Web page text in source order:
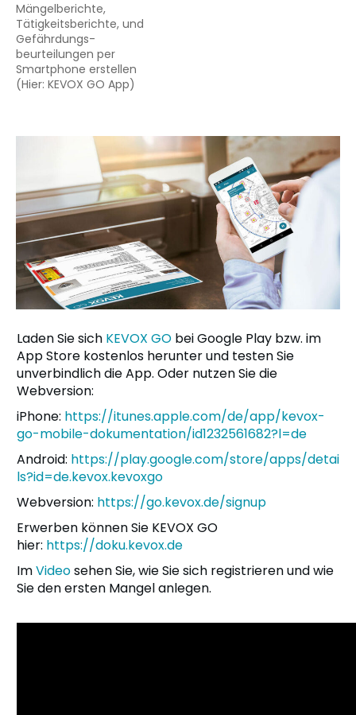
Mängelberichte,
Tätigkeitsberichte, und
Gefährdungs-
beurteilungen per
Smartphone erstellen
(Hier: KEVOX GO App)
Laden Sie sich KEVOX GO bei Google Play bzw. im
App Store kostenlos herunter und testen Sie
unverbindlich die App. Oder nutzen Sie die
Webversion:
iPhone: https://itunes.apple.com/de/app/kevox-
go-mobile-dokumentation/id1232561682?l=de
Android: https://play.google.com/store/apps/detai
ls?id=de.kevox.kevoxgo
Webversion: https://go.kevox.de/signup
Erwerben können Sie KEVOX GO
hier: https://doku.kevox.de
ImVideosehen Sie, wie Sie sich registrieren und wie
Sie den ersten Mangel anlegen.